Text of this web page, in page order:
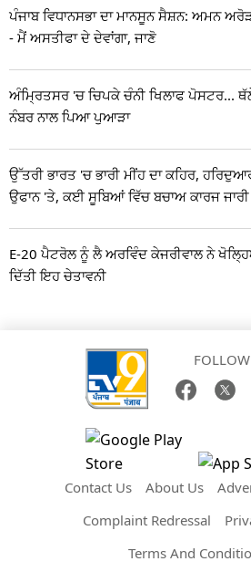
ਪੰਜਾਬ ਵਿਧਾਨਸਭਾ ਦਾ ਮਾਨਸੂਨ ਸੈਸ਼ਨ: ਅਮਨ
- ਮੈਂ ਅਸਤੀਫਾ ਦੇ ਦੇਵਾਂਗਾ, ਜਾਣੋ
ਅੰਮ੍ਰਿਤਸਰ 'ਚ ਚਿਪਕੇ ਚੰਨੀ ਖਿਲਾਫ ਪੋਸਟਰ...
ਨੰਬਰ ਨਾਲ ਪਿਆ ਪੁਆੜਾ
ਉੱਤਰੀ ਭਾਰਤ 'ਚ ਭਾਰੀ ਮੀਂਹ ਦਾ ਕਹਿਰ,
ਉਫਾਨ 'ਤੇ, ਕਈ ਸੂਬਿਆਂ ਵਿੱਚ ਬਚਾਅ ਕਾਰਜ ਜਾਰੀ
E-20 ਪੈਟਰੋਲ ਨੂੰ ਲੈ ਅਰਵਿੰਦ ਕੇਜਰੀਵਾਲ ਨੇ
ਦਿੱਤੀ ਇਹ ਚੇਤਾਵਨੀ
Contact Us About Us
Complaint Redressal
Terms And